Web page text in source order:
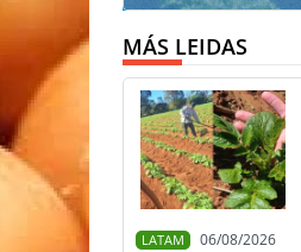
MÁS LEIDAS
LATAM 06/08/2026